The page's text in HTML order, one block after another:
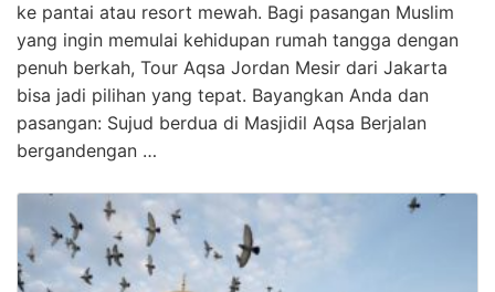
ke pantai atau resort mewah. Bagi pasangan Muslim
yang ingin memulai kehidupan rumah tangga dengan
penuh berkah, Tour Aqsa Jordan Mesir dari Jakarta
bisa jadi pilihan yang tepat. Bayangkan Anda dan
pasangan: Sujud berdua di Masjidil Aqsa Berjalan
bergandengan …